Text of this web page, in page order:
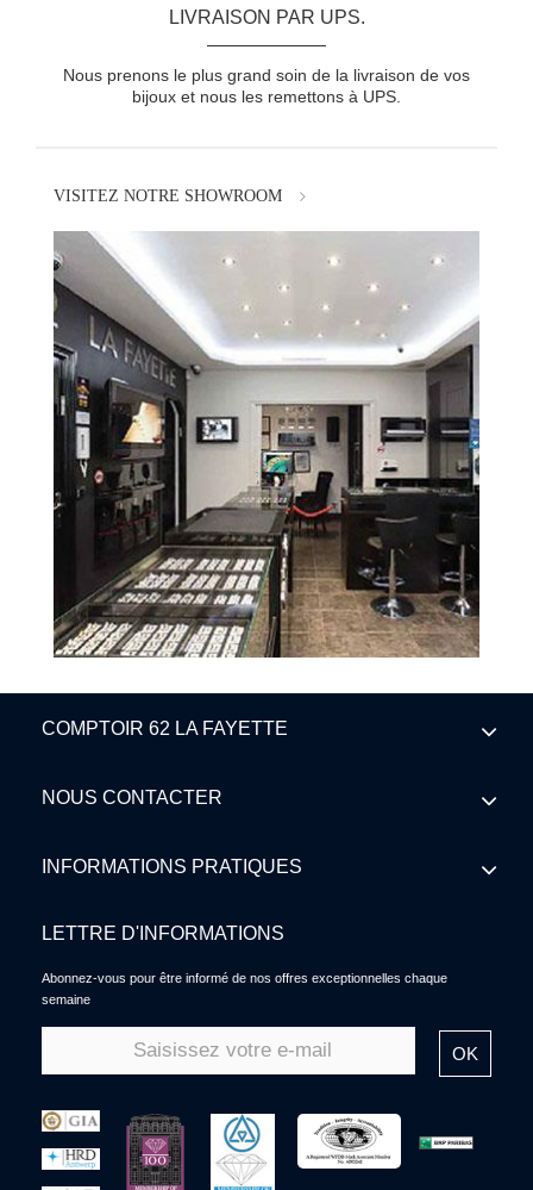
LIVRAISON PAR UPS.
Nous prenons le plus grand soin de la livraison de vos
bijoux et nous les remettons à UPS.
VISITEZ NOTRE SHOWROOM
COMPTOIR 62 LA FAYETTE
NOUS CONTACTER
INFORMATIONS PRATIQUES
LETTRE D'INFORMATIONS
Abonnez-vous pour être informé de nos offres exceptionnelles chaque
semaine
OK